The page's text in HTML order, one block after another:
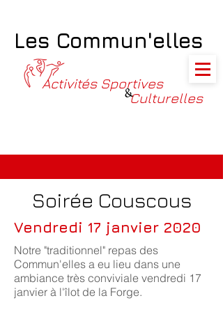
Les Commun'elles
Activités Sportives
&Culturelles
Soirée Couscous
Vendredi 17 janvier 2020
Notre "traditionnel" repas des
Commun'elles a eu lieu dans une
ambiance très conviviale vendredi 17
janvier à l'îlot de la Forge.